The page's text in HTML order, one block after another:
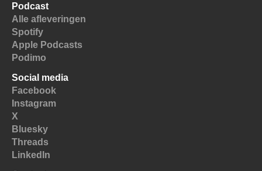
Podcast
Alle afleveringen
Spotify
Apple Podcasts
Podimo
Social media
Facebook
Instagram
X
Bluesky
Threads
LinkedIn